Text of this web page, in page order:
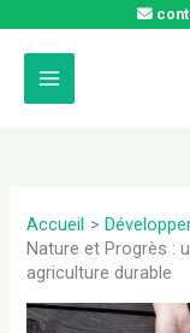
contenu
Accueil
Nature et Progrès :
agriculture durable